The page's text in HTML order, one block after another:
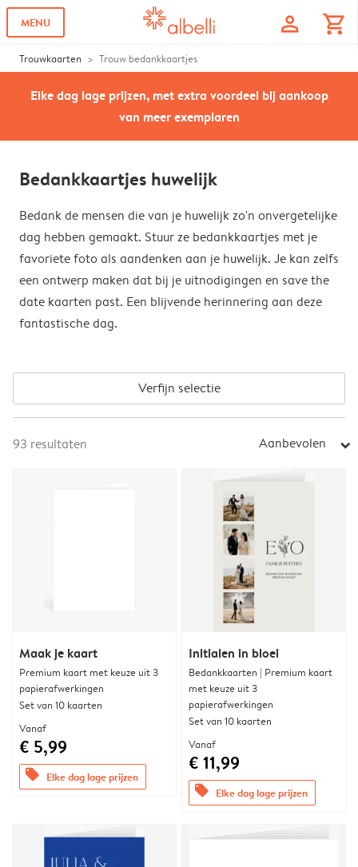
MENU profile shopping_cart
Trouwkaarten Trouw bedankkaartjes
Elke dag lage prijzen, met extra voordeel bij aankoop
van meer exemplaren
Bedankkaartjes huwelijk
Bedank de mensen die van je huwelijk zo'n onvergetelijke
dag hebben gemaakt. Stuur ze bedankkaartjes met je
favoriete foto als aandenken aan je huwelijk. Je kan zelfs
een ontwerp maken dat bij je uitnodigingen en save the
date kaarten past. Een blijvende herinnering aan deze
fantastische dag.
Verfijn selectie
93 resultaten Aanbevolen arrow_right
Maak je kaart
Premium kaart met keuze uit 3
papierafwerkingen
Set van 10 kaarten
Vanaf
€ 5,99
offers Elke dag lage prijzen
Initialen in bloei
Bedankkaarten | Premium kaart
met keuze uit 3
papierafwerkingen
Set van 10 kaarten
Vanaf
€ 11,99
offers Elke dag lage prijzen